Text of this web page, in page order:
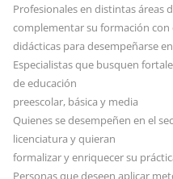
Profesionales en distintas áreas
complementar su formación con
didácticas para desempeñarse
Especialistas que busquen
de educación
preescolar, básica y media
Quienes se desempeñen en el
licenciatura y quieran
formalizar y enriquecer su
Personas que deseen aplicar